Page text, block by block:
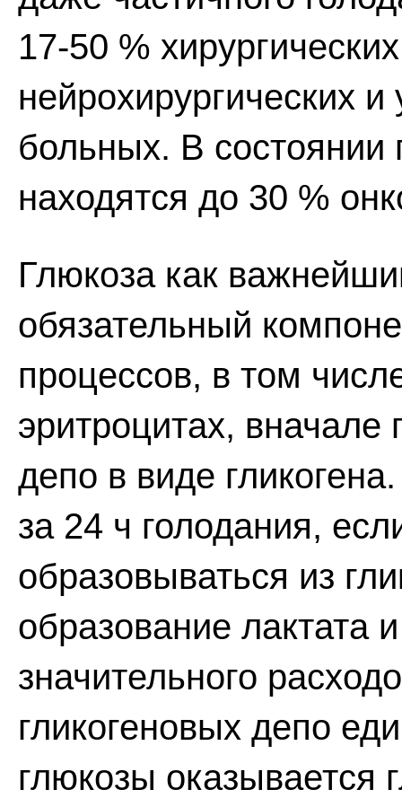
17-50 %
нейрохирургических
больных. В состоянии
находятся до 30 %
Глюкоза как
обязательный
процессов, в том
эритроцитах, вначале
депо в виде
за 24 ч голодания,
образовываться из
образование лактата
значительного
гликогеновых депо
глюкозы оказывается